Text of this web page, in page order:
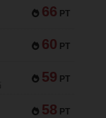
66 PT
60 PT
59 PT
58 PT